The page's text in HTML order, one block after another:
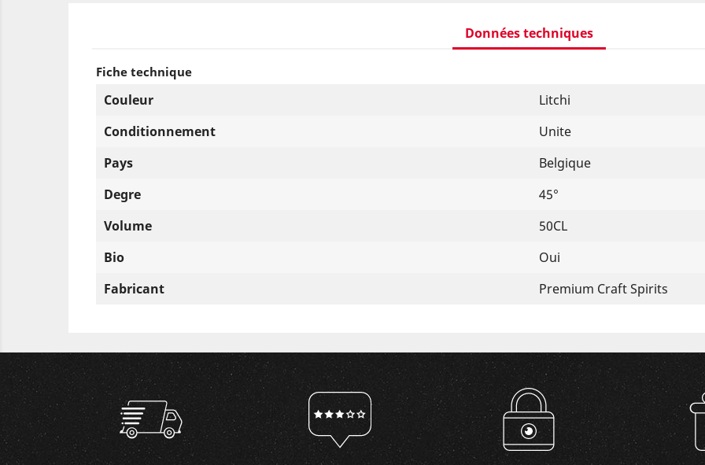
Données techniques
Fiche technique
Couleur
Litchi
Conditionnement
Unite
Pays
Belgique
Degre
45°
Volume
50CL
Bio
Oui
Fabricant
Premium Craft Spirits